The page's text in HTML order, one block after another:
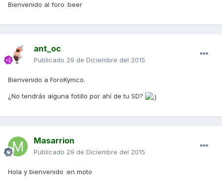
Bienvenido al foro :beer
ant_oc
Publicado 29 de Diciembre del 2015
Bienvenido a ForoKymco.
¿No tendrás alguna fotillo por ahí de tu SD?
Masarrion
Publicado 29 de Diciembre del 2015
Hola y bienvenido :en moto